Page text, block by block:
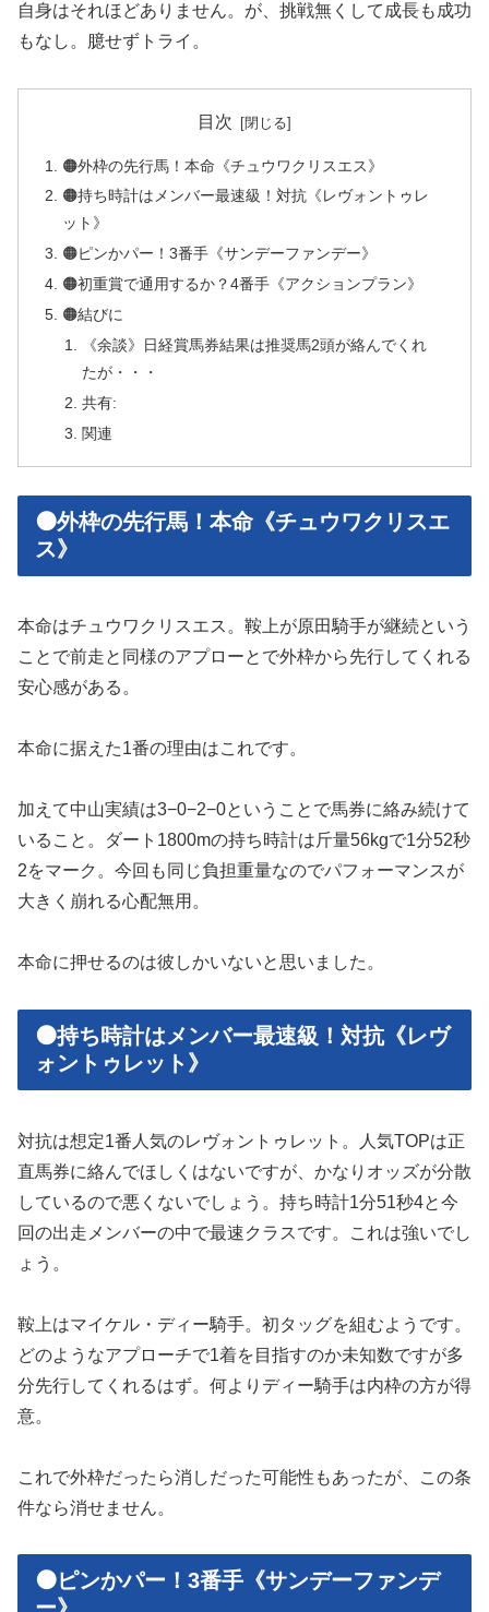
自身はそれほどありません。が、挑戦無くして成長も成功
もなし。臆せずトライ。
目次
🟠外枠の先行馬！本命《チュウワクリスエス》
🟠持ち時計はメンバー最速級！対抗《レヴォントゥレ
ット》
🟠ピンかパー！3番手《サンデーファンデー》
🟠初重賞で通用するか？4番手《アクションプラン》
🟠結びに
《余談》日経賞馬券結果は推奨馬2頭が絡んでくれ
たが・・・
共有:
関連
🟠外枠の先行馬！本命《チュウワクリスエ
ス》
本命はチュウワクリスエス。鞍上が原田騎手が継続という
ことで前走と同様のアプローとで外枠から先行してくれる
安心感がある。
本命に据えた1番の理由はこれです。
加えて中山実績は3−0−2−0ということで馬券に絡み続けて
いること。ダート1800mの持ち時計は斤量56kgで1分52秒
2をマーク。今回も同じ負担重量なのでパフォーマンスが
大きく崩れる心配無用。
本命に押せるのは彼しかいないと思いました。
🟠持ち時計はメンバー最速級！対抗《レヴ
ォントゥレット》
対抗は想定1番人気のレヴォントゥレット。人気TOPは正
直馬券に絡んでほしくはないですが、かなりオッズが分散
しているので悪くないでしょう。持ち時計1分51秒4と今
回の出走メンバーの中で最速クラスです。これは強いでし
ょう。
鞍上はマイケル・ディー騎手。初タッグを組むようです。
どのようなアプローチで1着を目指すのか未知数ですが多
分先行してくれるはず。何よりディー騎手は内枠の方が得
意。
これで外枠だったら消しだった可能性もあったが、この条
件なら消せません。
🟠ピンかパー！3番手《サンデーファンデ